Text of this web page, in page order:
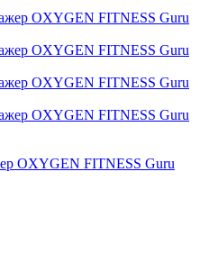
OXYGEN FITNESS Guru